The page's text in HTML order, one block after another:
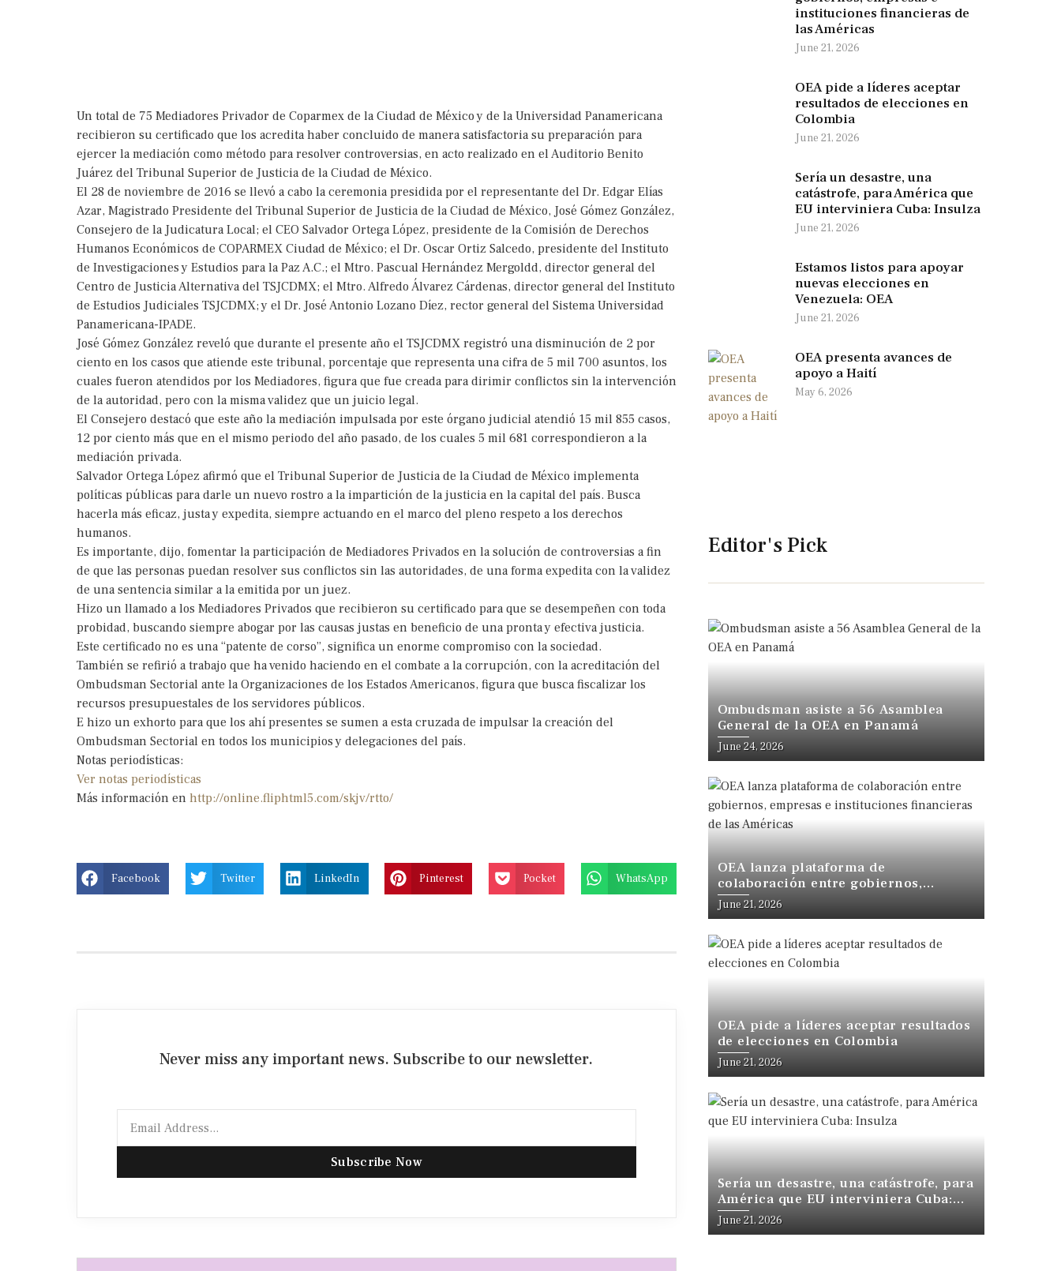
Un total de 75 Mediadores Privador de Coparmex de la Ciudad de México y de la Universidad Panamericana
recibieron su certificado que los acredita haber concluido de manera satisfactoria su preparación para
ejercer la mediación como método para resolver controversias, en acto realizado en el Auditorio Benito
Juárez del Tribunal Superior de Justicia de la Ciudad de México.
El 28 de noviembre de 2016 se llevó a cabo la ceremonia presidida por el representante del Dr. Edgar Elías
Azar, Magistrado Presidente del Tribunal Superior de Justicia de la Ciudad de México, José Gómez González,
Consejero de la Judicatura Local; el CEO Salvador Ortega López, presidente de la Comisión de Derechos
Humanos Económicos de COPARMEX Ciudad de México; el Dr. Oscar Ortiz Salcedo, presidente del Instituto
de Investigaciones y Estudios para la Paz A.C.; el Mtro. Pascual Hernández Mergoldd, director general del
Centro de Justicia Alternativa del TSJCDMX; el Mtro. Alfredo Álvarez Cárdenas, director general del Instituto
de Estudios Judiciales TSJCDMX; y el Dr. José Antonio Lozano Dí­ez, rector general del Sistema Universidad
Panamericana-IPADE.
José Gómez González reveló que durante el presente año el TSJCDMX registró una disminución de 2 por
ciento en los casos que atiende este tribunal, porcentaje que representa una cifra de 5 mil 700 asuntos, los
cuales fueron atendidos por los Mediadores, figura que fue creada para dirimir conflictos sin la intervención
de la autoridad, pero con la misma validez que un juicio legal.
El Consejero destacó que este año la mediación impulsada por este órgano judicial atendió 15 mil 855 casos,
12 por ciento más que en el mismo periodo del año pasado, de los cuales 5 mil 681 correspondieron a la
mediación privada.
Salvador Ortega López afirmó que el Tribunal Superior de Justicia de la Ciudad de México implementa
políticas públicas para darle un nuevo rostro a la impartición de la justicia en la capital del paí­s. Busca
hacerla más eficaz, justa y expedita, siempre actuando en el marco del pleno respeto a los derechos
humanos.
Es importante, dijo, fomentar la participación de Mediadores Privados en la solución de controversias a fin
de que las personas puedan resolver sus conflictos sin las autoridades, de una forma expedita con la validez
de una sentencia similar a la emitida por un juez.
Hizo un llamado a los Mediadores Privados que recibieron su certificado para que se desempeñen con toda
probidad, buscando siempre abogar por las causas justas en beneficio de una pronta y efectiva justicia.
Este certificado no es una “patente de corso”, significa un enorme compromiso con la sociedad.
También se refirió a trabajo que ha venido haciendo en el combate a la corrupción, con la acreditación del
Ombudsman Sectorial ante la Organizaciones de los Estados Americanos, figura que busca fiscalizar los
recursos presupuestales de los servidores públicos.
E hizo un exhorto para que los ahí­ presentes se sumen a esta cruzada de impulsar la creación del
Ombudsman Sectorial en todos los municipios y delegaciones del paí­s.
Notas periodísticas:
Ver notas periodísticas
Más información en http://online.fliphtml5.com/skjv/rtto/
Facebook Twitter LinkedIn Pinterest Pocket WhatsApp
Never miss any important news. Subscribe to our newsletter.
Subscribe Now
instituciones financieras de
las Américas
June 21, 2026
OEA pide a líderes aceptar
resultados de elecciones en
Colombia
June 21, 2026
Sería un desastre, una
catástrofe, para América que
EU interviniera Cuba: Insulza
June 21, 2026
Estamos listos para apoyar
nuevas elecciones en
Venezuela: OEA
June 21, 2026
OEA presenta avances de
apoyo a Haití
May 6, 2026
Editor's Pick
Ombudsman asiste a 56 Asamblea
General de la OEA en Panamá
June 24, 2026
OEA lanza plataforma de
colaboración entre gobiernos,
empresas e instituciones financieras
de las Américas
June 21, 2026
OEA pide a líderes aceptar resultados
de elecciones en Colombia
June 21, 2026
Sería un desastre, una catástrofe, para
América que EU interviniera Cuba:
Insulza
June 21, 2026